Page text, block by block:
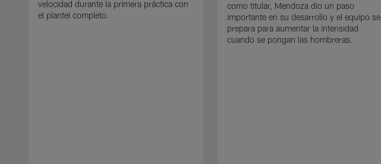
velocidad durante la primera práctica con
el plantel completo.
como titular, Mendoza dio un paso
importante en su desarrollo y el equipo se
prepara para aumentar la intensidad
cuando se pongan las hombreras.